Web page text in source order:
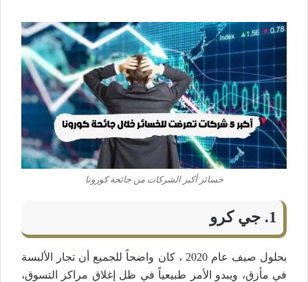
خسائر أكبر الشركات من جائحة كورونا
1. جي كرو
بحلول صيف عام 2020 ، كان واضحاً للجميع أن تجار الألبسة
في مأزق، ويبدو الأمر طبيعياً في ظل إغلاق مراكز التسوق،